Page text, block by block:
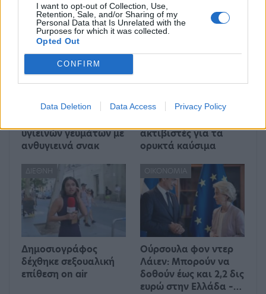
I want to opt-out of Collection, Use,
Retention, Sale, and/or Sharing of my
Personal Data that Is Unrelated with the
Purposes for which it was collected.
Opted Out
CONFIRM
Data Deletion Data Access Privacy Policy
ΔΙΕΘΝΉ
Ένας στους 4 αναιρεί
υγιεινών γευμάτων με
ανθυγιεινά σνακ
ΔΙΕΘΝΉ
Στους δρόμους το
ακτιβιστές για τα
ορυκτά καύσιμα
ΔΙΕΘΝΉ
Δημοσιογράφος
δέχθηκε σεξουαλική
επίθεση on air
ΟΙΚΟΝΟΜΊΑ
Ούρσουλα φον ντερ
Λάιεν: Μπορούν να
δοθούν έως και 2,2 δις
ευρώ στην Ελλάδα –…